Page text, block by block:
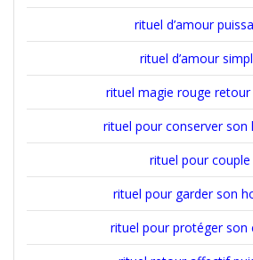
rituel d’amour
rituel d’amour
rituel magie rouge
rituel pour conserver son
rituel pour couple
rituel pour garder son
rituel pour protéger son